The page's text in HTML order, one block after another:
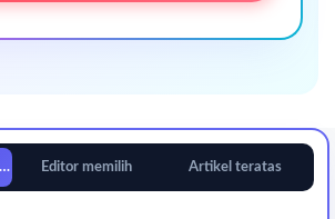
Editor memilih Artikel teratas